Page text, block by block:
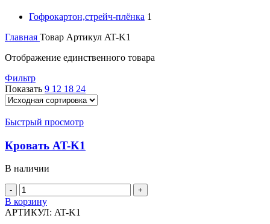
Гофрокартон,стрейч-плёнка 1
Главная Товар Артикул AT-K1
Отображение единственного товара
Фильтр
Показать 9 12 18 24
Быстрый просмотр
Кровать AT-K1
В наличии
Количество
товара
Кровать
В корзину
АРТИКУЛ: AT-K1